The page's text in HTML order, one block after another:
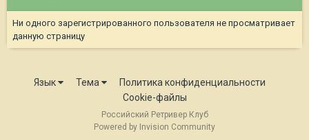
Ни одного зарегистрированного пользователя не просматривает
данную страницу
Язык Тема
Политика конфиденциальности
Cookie-файлы
Российский Ретривер Клуб
Powered by Invision Community